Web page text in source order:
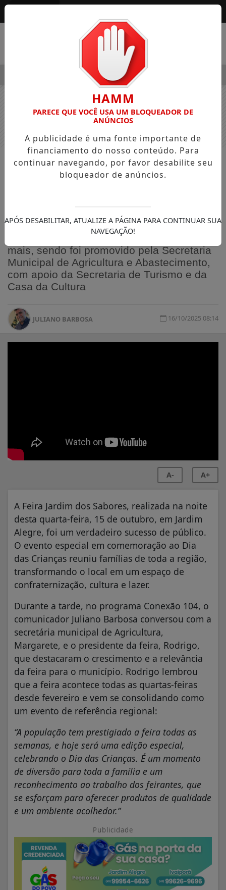
OSVALDO PEDRO DOS SANTOS, O “NEGUINHO DA
NOTÍCIAS ENTRETENIMENTO
Feira Jardim dos Sabores especial
O evento contou com atividades para as
crianças, personagens, sorteios e muito
mais, sendo foi promovido pela Secretaria
Municipal de Agricultura e Abastecimento,
com apoio da Secretaria de Turismo e da
Casa da Cultura
JULIANO BARBOSA 16/10/2025 08:14
A- A+
A Feira Jardim dos Sabores, realizada na noite
desta quarta-feira, 15 de outubro, em Jardim
Alegre, foi um verdadeiro sucesso de público.
O evento especial em comemoração ao Dia
das Crianças reuniu famílias de toda a região,
transformando o local em um espaço de
confraternização, cultura e lazer.
Durante a tarde, no programa Conexão 104, o
comunicador Juliano Barbosa conversou com a
secretária municipal de Agricultura,
Margarete, e o presidente da feira, Rodrigo,
que destacaram o crescimento e a relevância
da feira para o município. Rodrigo lembrou
que a feira acontece todas as quartas-feiras
desde fevereiro e vem se consolidando como
um evento de referência regional:
“A população tem prestigiado a feira todas as
semanas, e hoje será uma edição especial,
celebrando o Dia das Crianças. É um momento
de diversão para toda a família e um
reconhecimento ao trabalho dos feirantes, que
se esforçam para oferecer produtos de qualidade
e um ambiente acolhedor.”
Publicidade
HAMM
PARECE QUE VOCÊ USA UM BLOQUEADOR DE
ANÚNCIOS
A publicidade é uma fonte importante de
financiamento do nosso conteúdo. Para
continuar navegando, por favor desabilite seu
bloqueador de anúncios.
APÓS DESABILITAR, ATUALIZE A PÁGINA PARA CONTINUAR SUA
NAVEGAÇÃO!